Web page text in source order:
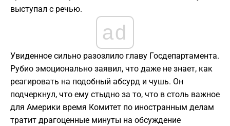
выступал с речью.
ad
Увиденное сильно разозлило главу Госдепартамента.
Рубио эмоционально заявил, что даже не знает, как
реагировать на подобный абсурд и чушь. Он
подчеркнул, что ему стыдно за то, что в столь важное
для Америки время Комитет по иностранным делам
тратит драгоценные минуты на обсуждение